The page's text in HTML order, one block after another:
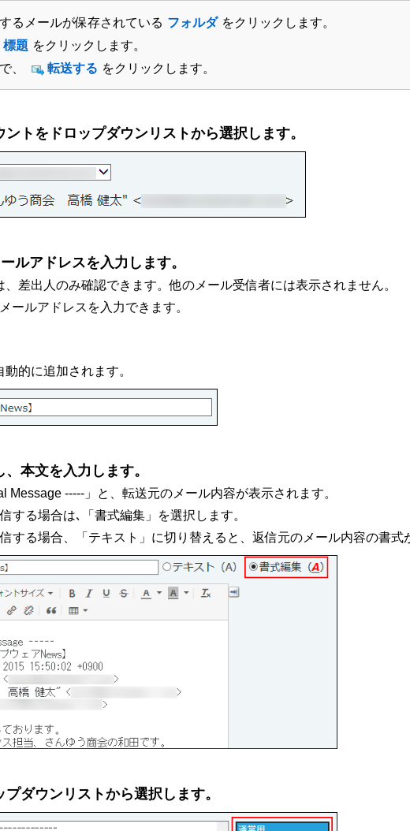
るメールが保存されている フォルダ をクリックします。
標題 をクリックします。
、
転送する をクリックします。
トをドロップダウンリストから選択します。
ルアドレスを入力します。
差出人のみ確認できます。他のメール受信者には表示されません。
ールアドレスを入力できます。
的に追加されます。
本文を入力します。
Message -----」と、転送元のメール内容が表示されます。
する場合は､「書式編集」を選択します。
する場合、「テキスト」に切り替えると、返信元のメール内容の書式
ダウンリストから選択します。